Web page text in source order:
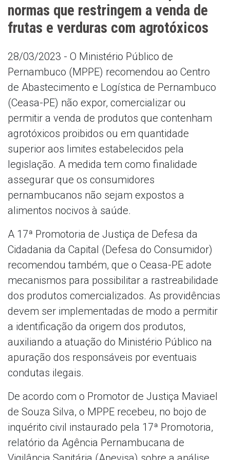
normas que restringem a venda de
frutas e verduras com agrotóxicos
28/03/2023 - O Ministério Público de
Pernambuco (MPPE) recomendou ao Centro
de Abastecimento e Logística de Pernambuco
(Ceasa-PE) não expor, comercializar ou
permitir a venda de produtos que contenham
agrotóxicos proibidos ou em quantidade
superior aos limites estabelecidos pela
legislação. A medida tem como finalidade
assegurar que os consumidores
pernambucanos não sejam expostos a
alimentos nocivos à saúde.
A 17ª Promotoria de Justiça de Defesa da
Cidadania da Capital (Defesa do Consumidor)
recomendou também, que o Ceasa-PE adote
mecanismos para possibilitar a rastreabilidade
dos produtos comercializados. As providências
devem ser implementadas de modo a permitir
a identificação da origem dos produtos,
auxiliando a atuação do Ministério Público na
apuração dos responsáveis por eventuais
condutas ilegais.
De acordo com o Promotor de Justiça Maviael
de Souza Silva, o MPPE recebeu, no bojo de
inquérito civil instaurado pela 17ª Promotoria,
relatório da Agência Pernambucana de